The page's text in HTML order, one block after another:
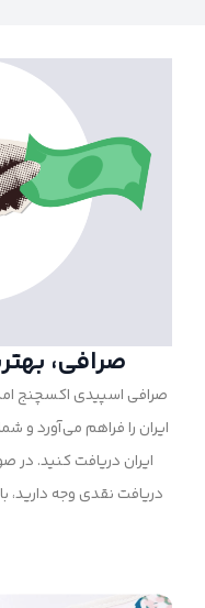
صرافی،
صرافی اسپیدی اکسچنج
ایران را فراهم می‌آورد و
ایران دریافت کنید. در
دریافت نقدی وجه دارید،